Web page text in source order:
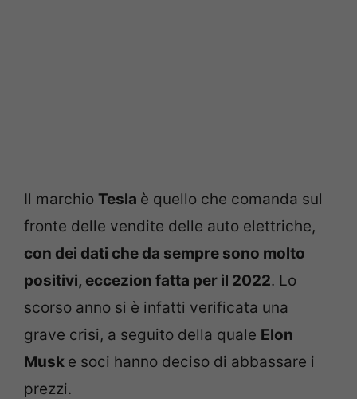
Il marchio Tesla è quello che comanda sul
fronte delle vendite delle auto elettriche,
con dei dati che da sempre sono molto
positivi, eccezion fatta per il 2022. Lo
scorso anno si è infatti verificata una
grave crisi, a seguito della quale Elon
Musk e soci hanno deciso di abbassare i
prezzi.